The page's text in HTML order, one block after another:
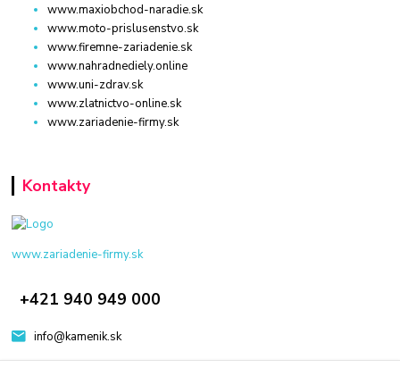
www.maxiobchod-naradie.sk
www.moto-prislusenstvo.sk
www.firemne-zariadenie.sk
www.nahradnediely.online
www.uni-zdrav.sk
www.zlatnictvo-online.sk
www.zariadenie-firmy.sk
Kontakty
www.zariadenie-firmy.sk
+421 940 949 000
info@kamenik.sk